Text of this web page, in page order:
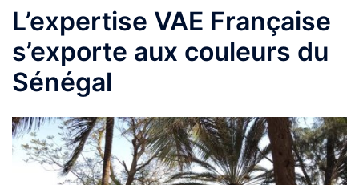
L’expertise VAE Française
s’exporte aux couleurs du
Sénégal